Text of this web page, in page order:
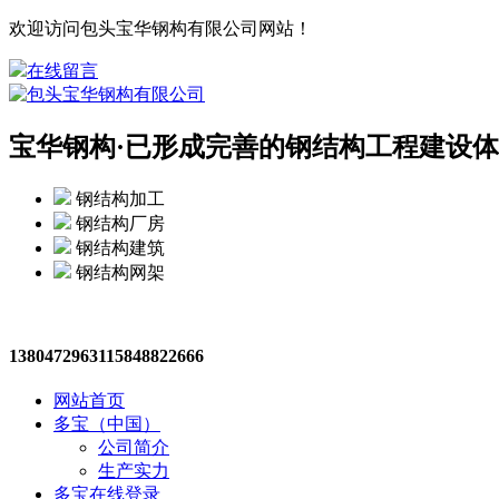
欢迎访问包头宝华钢构有限公司网站！
在线留言
宝华钢构·已形成完善的钢结构工程建设
钢结构加工
钢结构厂房
钢结构建筑
钢结构网架
1380472963115848822666
网站首页
多宝（中国）
公司简介
生产实力
多宝在线登录